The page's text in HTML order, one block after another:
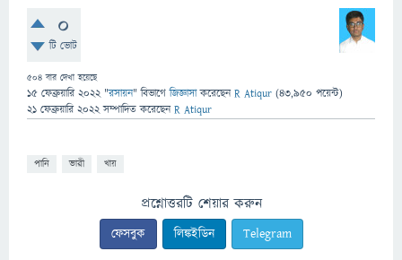
0
টি ভোট
504 বার দেখা হয়েছে
15 ফেব্রুয়ারি 2022 "রসায়ন" বিভাগে জিজ্ঞাসাকরেছেনR Atiqur (43,950 পয়েন্ট)
21 ফেব্রুয়ারি 2022 সম্পাদিত করেছেনR Atiqur
পানি ভারী খায়
প্রশ্নোত্তরটি শেয়ার করুন
ফেসবুক লিঙ্কইডিন Telegram